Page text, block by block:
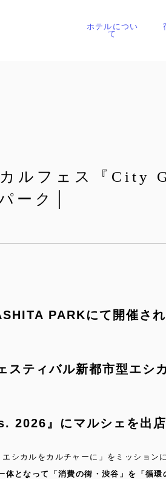
ホテルについ
て
ルフェス『City
ーク│
PARKにて開催さ
スティバル新都市型エシ
2026』にマルシェを出
シカルをカルチャーに」をミッショ
体となって「消費の街・渋谷」を「循